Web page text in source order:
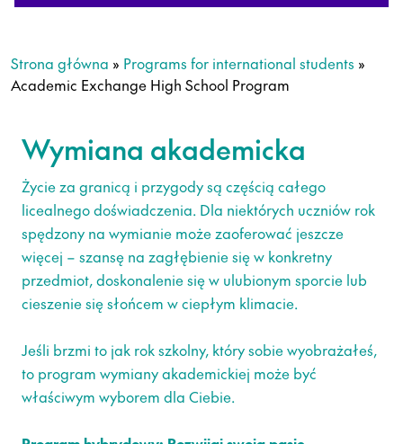
Strona główna » Programs for international students »
Academic Exchange High School Program
Wymiana akademicka
Życie za granicą i przygody są częścią całego
licealnego doświadczenia. Dla niektórych uczniów rok
spędzony na wymianie może zaoferować jeszcze
więcej – szansę na zagłębienie się w konkretny
przedmiot, doskonalenie się w ulubionym sporcie lub
cieszenie się słońcem w ciepłym klimacie.
Jeśli brzmi to jak rok szkolny, który sobie wyobrażałeś,
to program wymiany akademickiej może być
właściwym wyborem dla Ciebie.